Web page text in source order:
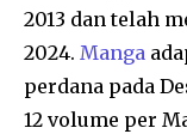
2013 dan telah
2024. Manga
perdana pada
12 volume per